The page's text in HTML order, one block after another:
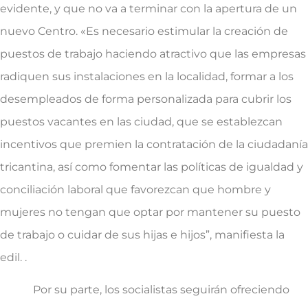
evidente, y que no va a terminar con la apertura de un
nuevo Centro. «Es necesario estimular la creación de
puestos de trabajo haciendo atractivo que las empresas
radiquen sus instalaciones en la localidad, formar a los
desempleados de forma personalizada para cubrir los
puestos vacantes en las ciudad, que se establezcan
incentivos que premien la contratación de la ciudadanía
tricantina, así como fomentar las políticas de igualdad y
conciliación laboral que favorezcan que hombre y
mujeres no tengan que optar por mantener su puesto
de trabajo o cuidar de sus hijas e hijos”, manifiesta la
edil. .
Por su parte, los socialistas seguirán ofreciendo